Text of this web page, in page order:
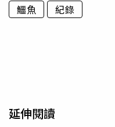
鱷魚 紀錄
延伸閱讀